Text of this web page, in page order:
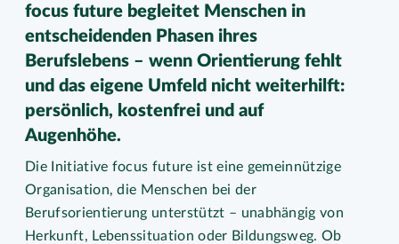
focus future begleitet Menschen in
entscheidenden Phasen ihres
Berufslebens – wenn Orientierung fehlt
und das eigene Umfeld nicht weiterhilft:
persönlich, kostenfrei und auf
Augenhöhe.
Die Initiative focus future ist eine gemeinnützige
Organisation, die Menschen bei der
Berufsorientierung unterstützt – unabhängig von
Herkunft, Lebenssituation oder Bildungsweg. Ob